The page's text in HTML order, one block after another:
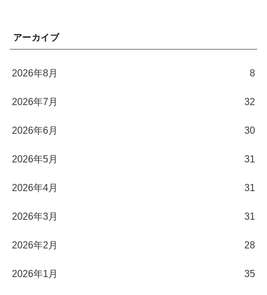
アーカイブ
2026年8月 8
2026年7月 32
2026年6月 30
2026年5月 31
2026年4月 31
2026年3月 31
2026年2月 28
2026年1月 35